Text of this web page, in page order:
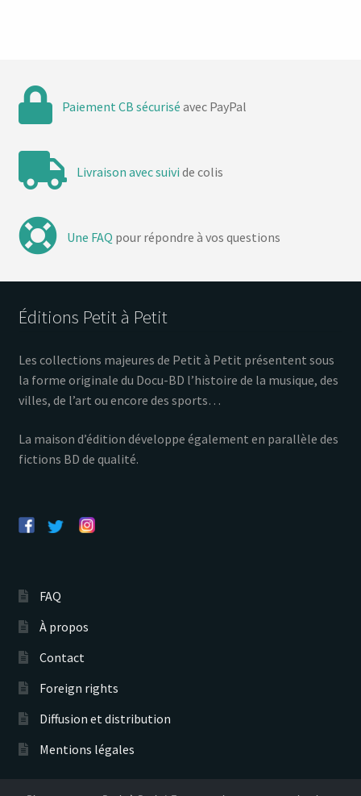
Paiement CB sécurisé avec PayPal
Livraison avec suivi de colis
Une FAQ pour répondre à vos questions
Éditions Petit à Petit
Les collections majeures de Petit à Petit présentent sous
la forme originale du Docu-BD l’histoire de la musique, des
villes, de l’art ou encore des sports…
La maison d’édition développe également en parallèle des
fictions BD de qualité.
FAQ
À propos
Contact
Foreign rights
Diffusion et distribution
Mentions légales